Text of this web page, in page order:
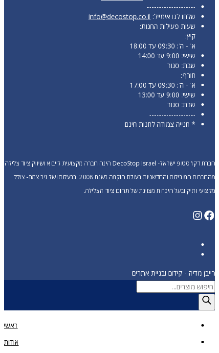
--------------------
שלחו לנו אימייל: info@decostop.co.il
שעות פעילות החנות:
קיץ:
א' - ה': 09:30 עד 18:00
שישי: 9:00 עד 14:00
שבת: סגור
חורף:
א' - ה': 09:30 עד 17:00
שישי: 9:00 עד 13:00
שבת: סגור
-------------------
* חנייה צמודה לחנות חינם
חברת דקו’ סטופ ישראל- DecoStop Israel הינה חברה מקצועית לייבוא ושיווק ציוד צלילה
מהחברות המובילות והחדשניות בעולם הוקמה בשנת 2008 ובבעלותו של ניר צמח- צולל
מקצועי ותיק ובעל היכרות מצוינת של תחום ציוד הצלילה.
Facebook
Instagram
רייבן מדיה - קידום ובניית אתרים
Products
search
ראשי
אודות